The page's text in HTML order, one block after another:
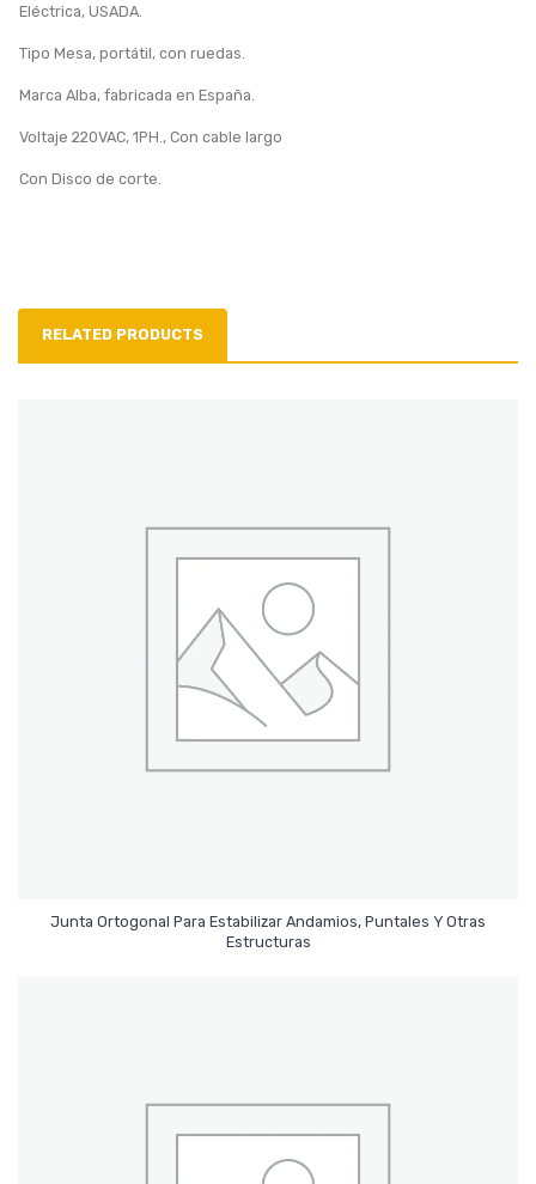
Eléctrica, USADA.
Tipo Mesa, portátil, con ruedas.
Marca Alba, fabricada en España.
Voltaje 220VAC, 1PH., Con cable largo
Con Disco de corte.
RELATED PRODUCTS
Junta Ortogonal Para Estabilizar Andamios, Puntales Y Otras
Estructuras
Leer Más